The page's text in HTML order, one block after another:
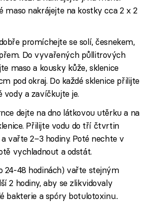
maso nakrájejte na kostky cca 2 x 2
promíchejte se solí, česnekem,
Do vyvařených půllitrových
maso a kousky kůže, sklenice
pod okraj. Do každé sklenice přilijte
vody a zavíčkujte je.
dejte na dno látkovou utěrku a na
Přilijte vodu do tří čtvrtin
vařte 2–3 hodiny. Poté nechte v
vychladnout a odstát.
24-48 hodinách) vařte stejným
2 hodiny, aby se zlikvidovaly
bakterie a spóry botulotoxinu..